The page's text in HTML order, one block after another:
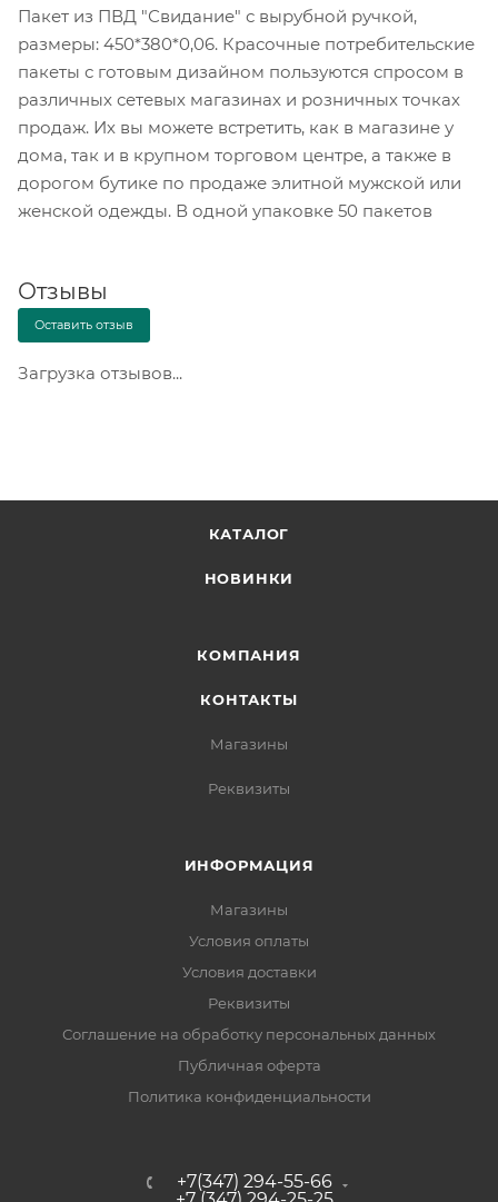
Пакет из ПВД "Свидание" с вырубной ручкой,
размеры: 450*380*0,06. Красочные потребительские
пакеты с готовым дизайном пользуются спросом в
различных сетевых магазинах и розничных точках
продаж. Их вы можете встретить, как в магазине у
дома, так и в крупном торговом центре, а также в
дорогом бутике по продаже элитной мужской или
женской одежды. В одной упаковке 50 пакетов
Отзывы
Оставить отзыв
Загрузка отзывов...
КАТАЛОГ
НОВИНКИ
КОМПАНИЯ
КОНТАКТЫ
Магазины
Реквизиты
ИНФОРМАЦИЯ
Магазины
Условия оплаты
Условия доставки
Реквизиты
Соглашение на обработку персональных данных
Публичная оферта
Политика конфиденциальности
+7(347) 294-55-66